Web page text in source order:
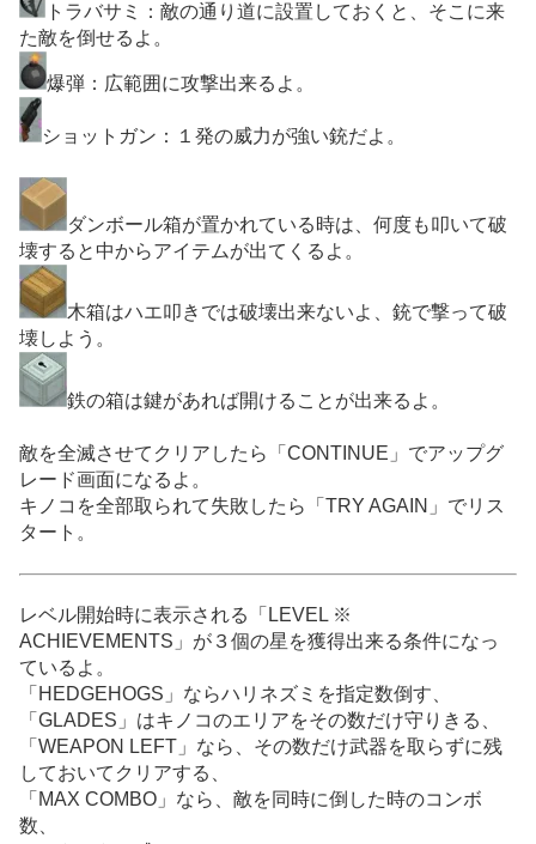
トラバサミ：敵の通り道に設置しておくと、そこに来
た敵を倒せるよ。
爆弾：広範囲に攻撃出来るよ。
ショットガン：１発の威力が強い銃だよ。
ダンボール箱が置かれている時は、何度も叩いて破
壊すると中からアイテムが出てくるよ。
木箱はハエ叩きでは破壊出来ないよ、銃で撃って破
壊しよう。
鉄の箱は鍵があれば開けることが出来るよ。
敵を全滅させてクリアしたら「CONTINUE」でアップグ
レード画面になるよ。
キノコを全部取られて失敗したら「TRY AGAIN」でリス
タート。
レベル開始時に表示される「LEVEL ※
ACHIEVEMENTS」が３個の星を獲得出来る条件になっ
ているよ。
「HEDGEHOGS」ならハリネズミを指定数倒す、
「GLADES」はキノコのエリアをその数だけ守りきる、
「WEAPON LEFT」なら、その数だけ武器を取らずに残
しておいてクリアする、
「MAX COMBO」なら、敵を同時に倒した時のコンボ
数、